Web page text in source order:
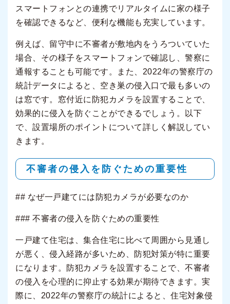
スマートフォンとの連携でリアルタイムに家の様子
を確認できるなど、便利な機能も充実しています。
例えば、留守中に不審者が敷地内をうろついていた
場合、その様子をスマートフォンで確認し、警察に
通報することも可能です。また、2022年の警察庁の
統計データによると、空き巣の侵入口で最も多いの
は窓です。窓付近に防犯カメラを設置することで、
効果的に侵入を防ぐことができるでしょう。以下
で、設置場所のポイントについて詳しく解説してい
きます。
不審者の侵入を防ぐための重要性
## なぜ一戸建てには防犯カメラが必要なのか
### 不審者の侵入を防ぐための重要性
一戸建て住宅は、集合住宅に比べて周囲から見通し
が悪く、侵入経路が多いため、防犯対策が特に重要
になります。防犯カメラを設置することで、不審者
の侵入を心理的に抑止する効果が期待できます。実
際に、2022年の警察庁の統計によると、住宅対象侵